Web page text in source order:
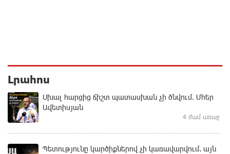
Լրահոս
Սխալ հարցից ճիշտ պատասխան չի ծնվում. Մհեր
Ավետիսյան
4 ժամ առաջ
Պետությունը կարծիքներով չի կառավարվում. այն